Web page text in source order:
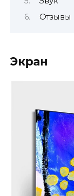
Отзывы
Экран